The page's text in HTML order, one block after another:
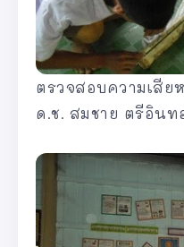
ตรวจสอบความเสีย
ด.ช. สมชาย ตรีอินท